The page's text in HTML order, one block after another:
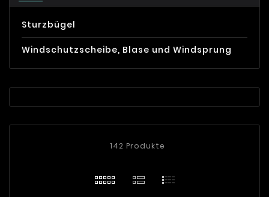
Sturzbügel
Windschutzscheibe, Blase und Windsprung
142 Produkte